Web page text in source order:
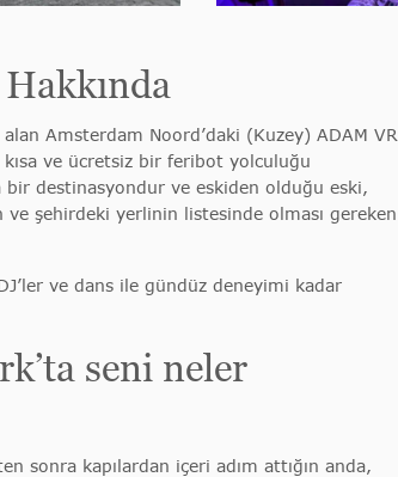
alan Amsterdam Noord’daki (Kuzey) ADAM VR
kısa ve ücretsiz bir feribot yolculuğu
bir destinasyondur ve eskiden olduğu eski,
şehirdeki yerlinin listesinde olması gereken
ve dans ile gündüz deneyimi kadar
seni neler
sonra kapılardan içeri adım attığın anda,